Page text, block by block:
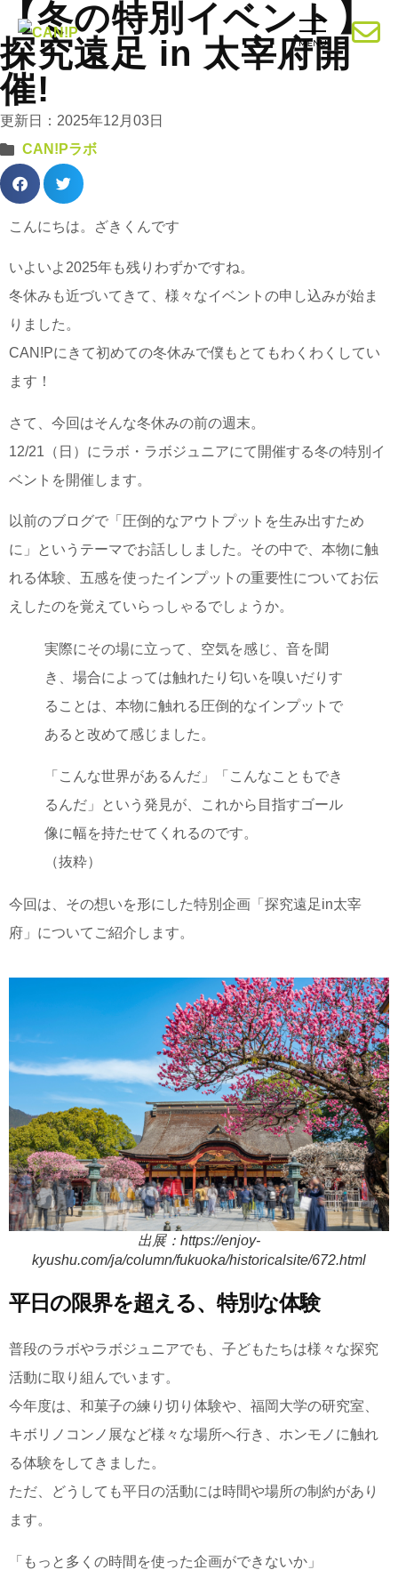
【冬の特別イベント】
探究遠足 in 太宰府開
催!
更新日：2025年12月03日
CAN!Pラボ
こんにちは。ざきくんです
いよいよ2025年も残りわずかですね。
冬休みも近づいてきて、様々なイベントの申し込みが始ま
りました。
CAN!Pにきて初めての冬休みで僕もとてもわくわくしてい
ます！
さて、今回はそんな冬休みの前の週末。
12/21（日）にラボ・ラボジュニアにて開催する冬の特別イ
ベントを開催します。
以前のブログで「圧倒的なアウトプットを生み出すため
に」というテーマでお話ししました。その中で、本物に触
れる体験、五感を使ったインプットの重要性についてお伝
えしたのを覚えていらっしゃるでしょうか。
実際にその場に立って、空気を感じ、音を聞
き、場合によっては触れたり匂いを嗅いだりす
ることは、本物に触れる圧倒的なインプットで
あると改めて感じました。
「こんな世界があるんだ」「こんなこともでき
るんだ」という発見が、これから目指すゴール
像に幅を持たせてくれるのです。
（抜粋）
今回は、その想いを形にした特別企画「探究遠足in太宰
府」についてご紹介します。
出展：https://enjoy-
kyushu.com/ja/column/fukuoka/historicalsite/672.html
平日の限界を超える、特別な体験
普段のラボやラボジュニアでも、子どもたちは様々な探究
活動に取り組んでいます。
今年度は、和菓子の練り切り体験や、福岡大学の研究室、
キボリノコンノ展など様々な場所へ行き、ホンモノに触れ
る体験をしてきました。
ただ、どうしても平日の活動には時間や場所の制約があり
ます。
「もっと多くの時間を使った企画ができないか」